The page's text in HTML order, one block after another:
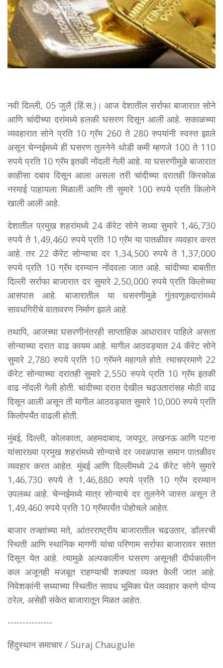
नवी दिल्ली, 05 जुलै (हिं.स.)। आज देशातील सर्राफा बाजारात सोने
आणि चांदीच्या दरांमध्ये हलकी घसरण दिसून आली आहे. सकाळच्या
व्यवहारात सोने प्रति 10 ग्रॅम 260 ते 280 रुपयांनी स्वस्त झाले
असून चेन्नईमध्ये ही घसरण तुलनेने थोडी कमी म्हणजे 100 ते 110
रुपये प्रति 10 ग्रॅम इतकी नोंदली गेली आहे. या घसरणीमुळे बाजारात
काहीसा दबाव दिसून आला असला तरी चांदीच्या दरातही किरकोळ
नरमाई पाहायला मिळाली आणि ती सुमारे 100 रुपये प्रति किलोने
खाली आली आहे.
देशातील प्रमुख शहरांमध्ये 24 कॅरेट सोने सध्या सुमारे 1,46,730
रुपये ते 1,49,460 रुपये प्रति 10 ग्रॅम या पातळीवर व्यवहार करत
आहे. तर 22 कॅरेट सोन्याचा दर 1,34,500 रुपये ते 1,37,000
रुपये प्रति 10 ग्रॅम दरम्यान नोंदवला जात आहे. चांदीच्या बाबतीत
दिल्ली सर्राफा बाजारात दर सुमारे 2,50,000 रुपये प्रति किलोच्या
आसपास आहे. बाजारातील या घसरणीमुळे गुंतवणूकदारांमध्ये
सावधगिरीचे वातावरण निर्माण झाले आहे.
तथापि, आजच्या घसरणीनंतरही साप्ताहिक आधारावर पाहिले असता
सोन्याच्या दरात वाढ कायम आहे. मागील आठवड्यात 24 कॅरेट सोने
सुमारे 2,780 रुपये प्रति 10 ग्रॅमने महागले होते. त्याचप्रमाणे 22
कॅरेट सोन्याच्या दरातही सुमारे 2,550 रुपये प्रति 10 ग्रॅम इतकी
वाढ नोंदली गेली होती. चांदीच्या दरात देखील चढउतारांसह मोठी वाढ
दिसून आली असून ती मागील आठवड्यात सुमारे 10,000 रुपये प्रति
किलोपर्यंत वाढली होती.
मुंबई, दिल्ली, कोलकाता, अहमदाबाद, जयपूर, लखनऊ आणि पटना
यांसारख्या प्रमुख शहरांमध्ये सोन्याचे दर जवळपास समान पातळीवर
व्यवहार करत आहेत. मुंबई आणि दिल्लीमध्ये 24 कॅरेट सोने सुमारे
1,46,730 रुपये ते 1,46,880 रुपये प्रति 10 ग्रॅम दरम्यान
उपलब्ध आहे. चेन्नईमध्ये मात्र सोन्याचे दर तुलनेने जास्त असून ते
1,49,460 रुपये प्रति 10 ग्रॅमपर्यंत पोहोचले आहेत.
बाजार तज्ज्ञांच्या मते, आंतरराष्ट्रीय बाजारातील चढउतार, डॉलरची
स्थिती आणि स्थानिक मागणी यांचा परिणाम सर्राफा बाजारावर सतत
दिसून येत आहे. त्यामुळे अल्पकालीन घसरण असूनही दीर्घकालीन
कल अजूनही मजबूत राहण्याची शक्यता व्यक्त केली जात आहे.
निवेशकांनी सध्याच्या स्थितीत सावध भूमिका घेत व्यवहार करणे योग्य
ठरेल, असेही संकेत बाजारातून मिळत आहेत.
---------------
हिंदुस्थान समाचार / Suraj Chaugule